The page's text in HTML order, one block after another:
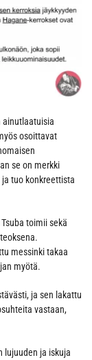
ainutlaatuisia
osoittavat
se on merkki
tuo konkreettista
toimii sekä
messinki takaa
myötä.
ja sen lakattu
vastaan,
lujuuden ja iskuja